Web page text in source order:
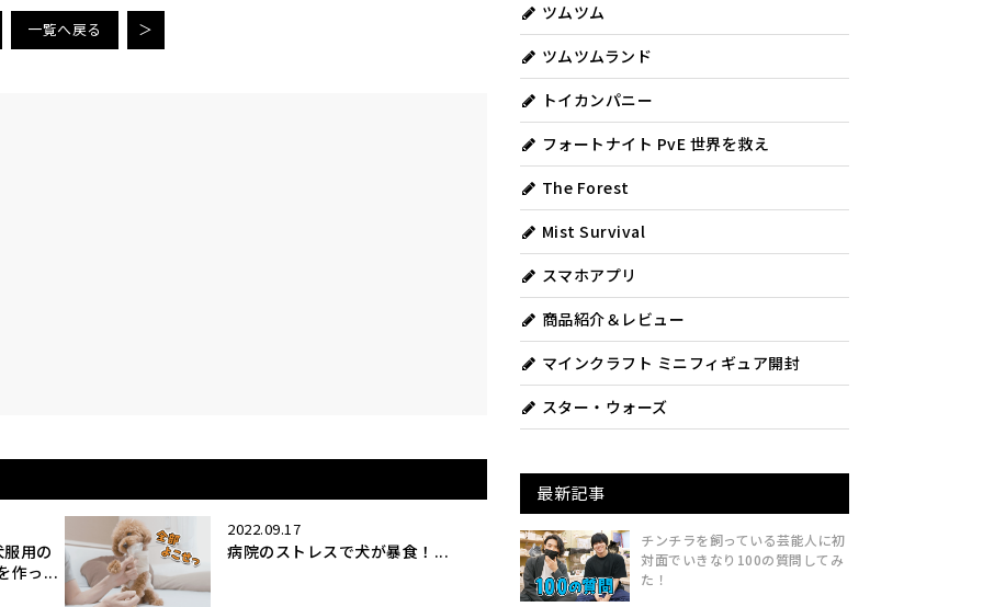
一覧へ戻る ＞
服用の
作っ...
2022.09.17
病院のストレスで犬が暴食！...
ツムツム
ツムツムランド
トイカンパニー
フォートナイト PvE 世界を救え
The Forest
Mist Survival
スマホアプリ
商品紹介＆レビュー
マインクラフト ミニフィギュア開封
スター・ウォーズ
最新記事
チンチラを飼っている芸能人に初
対面でいきなり100の質問してみ
た！